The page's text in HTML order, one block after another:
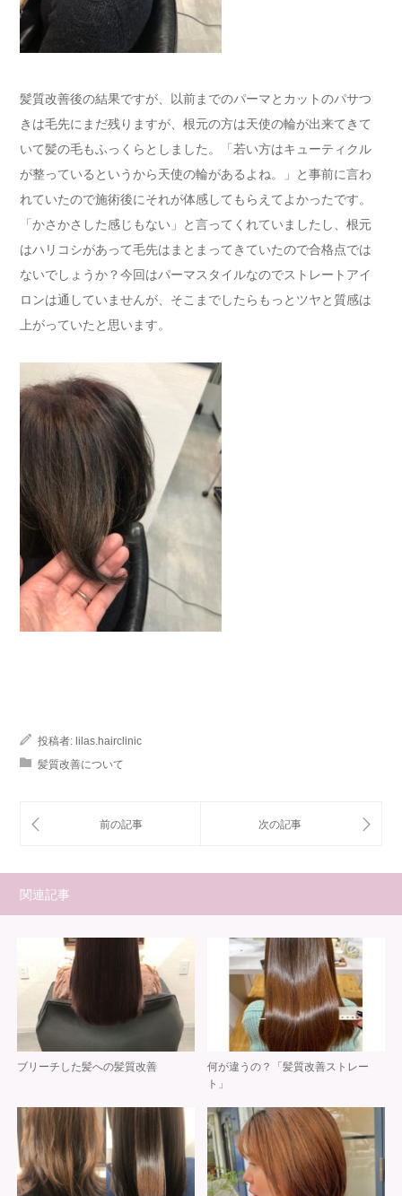
髪質改善後の結果ですが、以前までのパーマとカットのパサつ
きは毛先にまだ残りますが、根元の方は天使の輪が出来てきて
いて髪の毛もふっくらとしました。「若い方はキューティクル
が整っているというから天使の輪があるよね。」と事前に言わ
れていたので施術後にそれが体感してもらえてよかったです。
「かさかさした感じもない」と言ってくれていましたし、根元
はハリコシがあって毛先はまとまってきていたので合格点では
ないでしょうか？今回はパーマスタイルなのでストレートアイ
ロンは通していませんが、そこまでしたらもっとツヤと質感は
上がっていたと思います。
投稿者: lilas.hairclinic
髪質改善について
関連記事
ブリーチした髪への髪質改善
何が違うの？「髪質改善ストレー
ト」